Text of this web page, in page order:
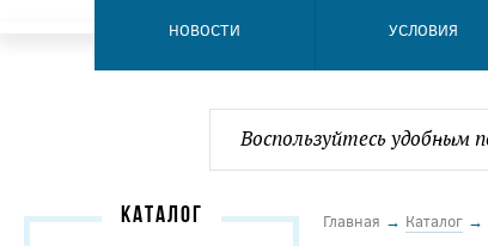
НОВОСТИ УСЛОВИЯ
КАТАЛОГ Главная → Каталог →